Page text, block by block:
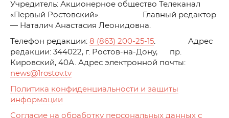
Учредитель: Акционерное общество Телеканал
«Первый Ростовский». Главный редактор
— Наталич Анастасия Леонидовна.
Телефон редакции: 8 (863) 200-25-15. Адрес
редакции: 344022, г. Ростов-на-Дону, пр.
Кировский, 40А. Адрес электронной почты:
news@1rostov.tv
Политика конфиденциальности и защиты
информации
Согласие на обработку персональных данных с